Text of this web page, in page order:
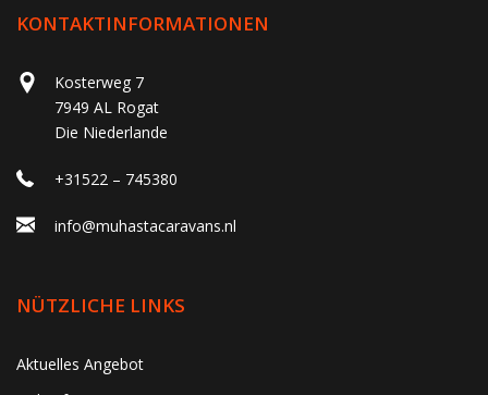
KONTAKTINFORMATIONEN
Kosterweg 7
7949 AL Rogat
Die Niederlande
+31522 – 745380
info@muhastacaravans.nl
NÜTZLICHE LINKS
Aktuelles Angebot